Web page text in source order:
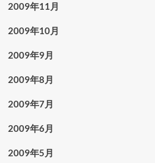
2009年11月
2009年10月
2009年9月
2009年8月
2009年7月
2009年6月
2009年5月